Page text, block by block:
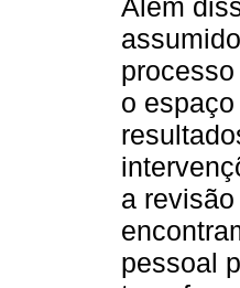
Além
o
a
pessoal